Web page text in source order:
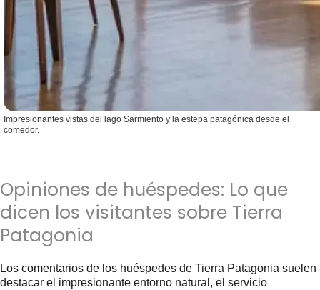
Impresionantes vistas del lago Sarmiento y la estepa patagónica desde el
comedor.
Opiniones de huéspedes: Lo que
dicen los visitantes sobre Tierra
Patagonia
Los comentarios de los huéspedes de Tierra Patagonia suelen
destacar el impresionante entorno natural, el servicio